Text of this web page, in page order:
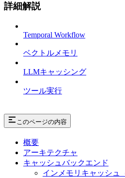
詳細解説
Temporal Workflow
ベクトルメモリ
LLMキャッシング
ツール実行
このページの内容
概要
アーキテクチャ
キャッシュバックエンド
インメモリキャッシュ